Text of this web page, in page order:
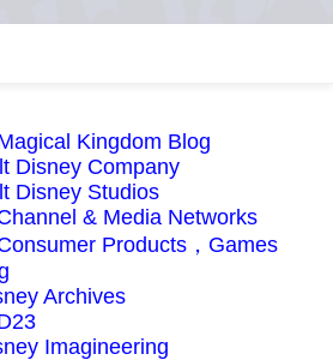
Kingdom Blog
Disney Company
Disney Studios
& Media Networks
Products，Games
Archives
Imagineering